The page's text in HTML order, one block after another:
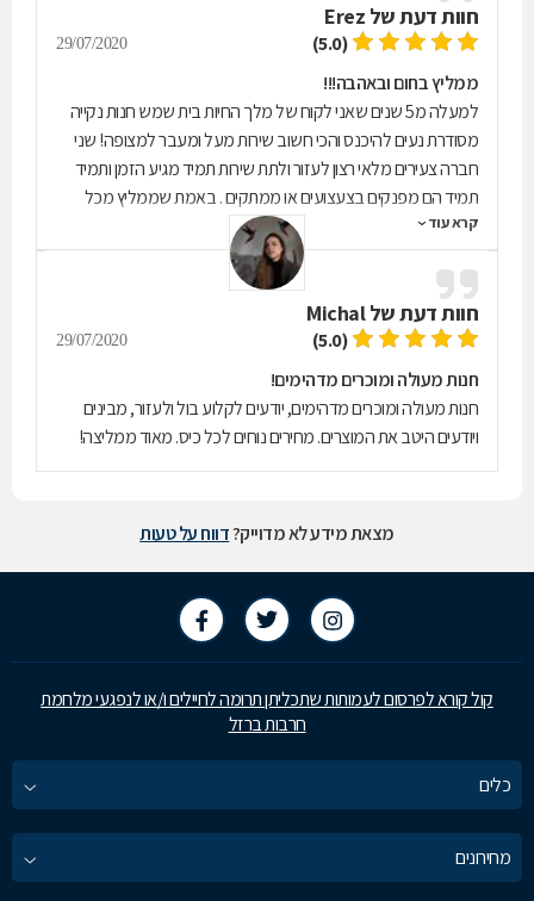
חוות דעת של Erez
(5.0)
29/07/2020
ממליץ בחום ובאהבה!!!
למעלה מ5 שנים שאני לקוח של מלך החיות בית שמש חנות נקייה
מסודרת נעים להיכנס והכי חשוב שירות מעל ומעבר למצופה! שני
חברה צעירים מלאי רצון לעזור ולתת שירות תמיד מגיע הזמן ותמיד
תמיד הם מפנקים בצעצועים או ממתקים . באמת שממליץ מכל
הלב חברה זהב וחנות מדהימה!
קרא עוד
חוות דעת שלMichal
(5.0)
29/07/2020
חנות מעולה ומוכרים מדהימים!
חנות מעולה ומוכרים מדהימים, יודעים לקלוע בול ולעזור, מבינים
ויודעים היטב את המוצרים. מחירים נוחים לכל כיס. מאוד ממליצה!
מצאת מידע לא מדוייק?דווח על טעות
קול קורא לפרסום לעמותות שתכליתן תרומה לחיילים ו/או לנפגעי מלחמת
חרבות ברזל
כלים
מחירונים